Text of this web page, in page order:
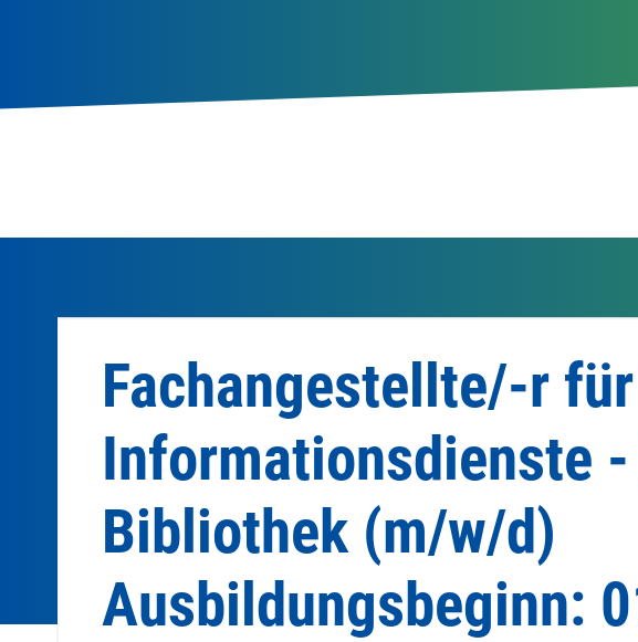
Fachangestellte/-r
Informationsdienste
Bibliothek (m/w/d)
Ausbildungsbeginn: